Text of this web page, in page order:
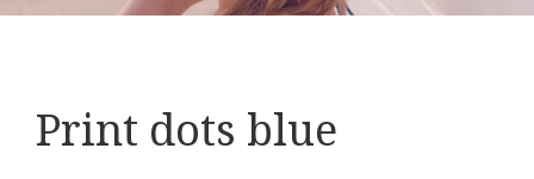
Print dots blue